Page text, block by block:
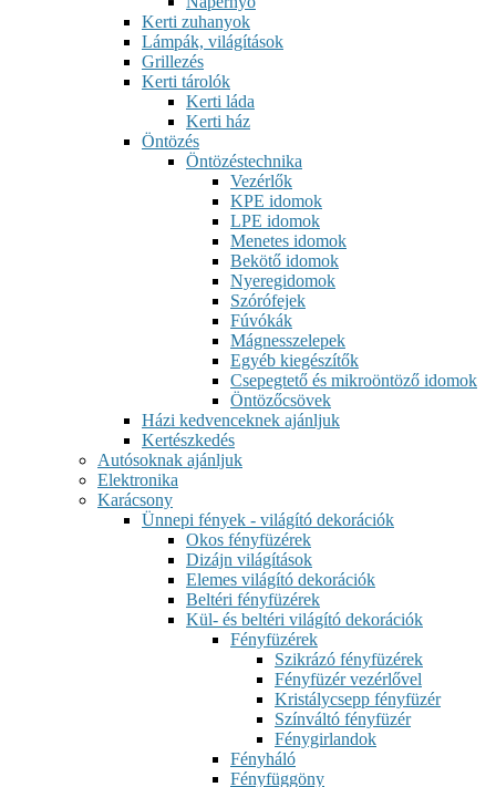
Kerti zuhanyok
Lámpák, világítások
Grillezés
Kerti tárolók
Kerti láda
Kerti ház
Öntözés
Öntözéstechnika
Vezérlők
KPE idomok
LPE idomok
Menetes idomok
Bekötő idomok
Nyeregidomok
Szórófejek
Fúvókák
Mágnesszelepek
Egyéb kiegészítők
Csepegtető és mikroöntöző idomok
Öntözőcsövek
Házi kedvenceknek ajánljuk
Kertészkedés
Autósoknak ajánljuk
Elektronika
Karácsony
Ünnepi fények - világító dekorációk
Okos fényfüzérek
Dizájn világítások
Elemes világító dekorációk
Beltéri fényfüzérek
Kül- és beltéri világító dekorációk
Fényfüzérek
Szikrázó fényfüzérek
Fényfüzér vezérlővel
Kristálycsepp fényfüzér
Színváltó fényfüzér
Fénygirlandok
Fényháló
Fényfüggöny